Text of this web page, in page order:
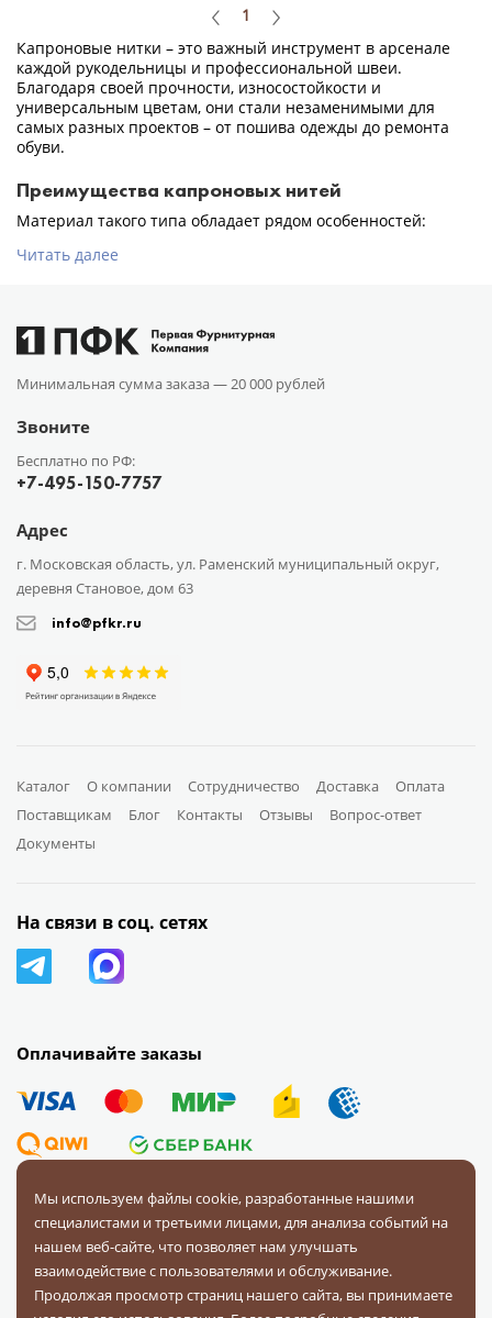
1
Капроновые нитки – это важный инструмент в арсенале
каждой рукодельницы и профессиональной швеи.
Благодаря своей прочности, износостойкости и
универсальным цветам, они стали незаменимыми для
самых разных проектов – от пошива одежды до ремонта
обуви.
Преимущества капроновых нитей
Материал такого типа обладает рядом особенностей:
Читать далее
Минимальная сумма заказа —20 000 рублей
Звоните
Бесплатно по РФ:
+7-495-150-7757
Адрес
г. Московская область, ул. Раменский муниципальный округ,
деревня Становое, дом 63
info@pfkr.ru
Каталог О компании Сотрудничество Доставка
Оплата
Поставщикам
Блог Контакты Отзывы
Вопрос-ответ
Документы
Оплачивайте заказы
На связи в соц. сетях
© 2008 — 2026 Первая Фурнитурная Компания.Все права
защищены.
Политика конфиденциальности
Мы используем файлы cookie, разработанные нашими
специалистами и третьими лицами, для анализа событий на
нашем веб-сайте, что позволяет нам улучшать
взаимодействие с пользователями и обслуживание.
Продолжая просмотр страниц нашего сайта, вы принимаете